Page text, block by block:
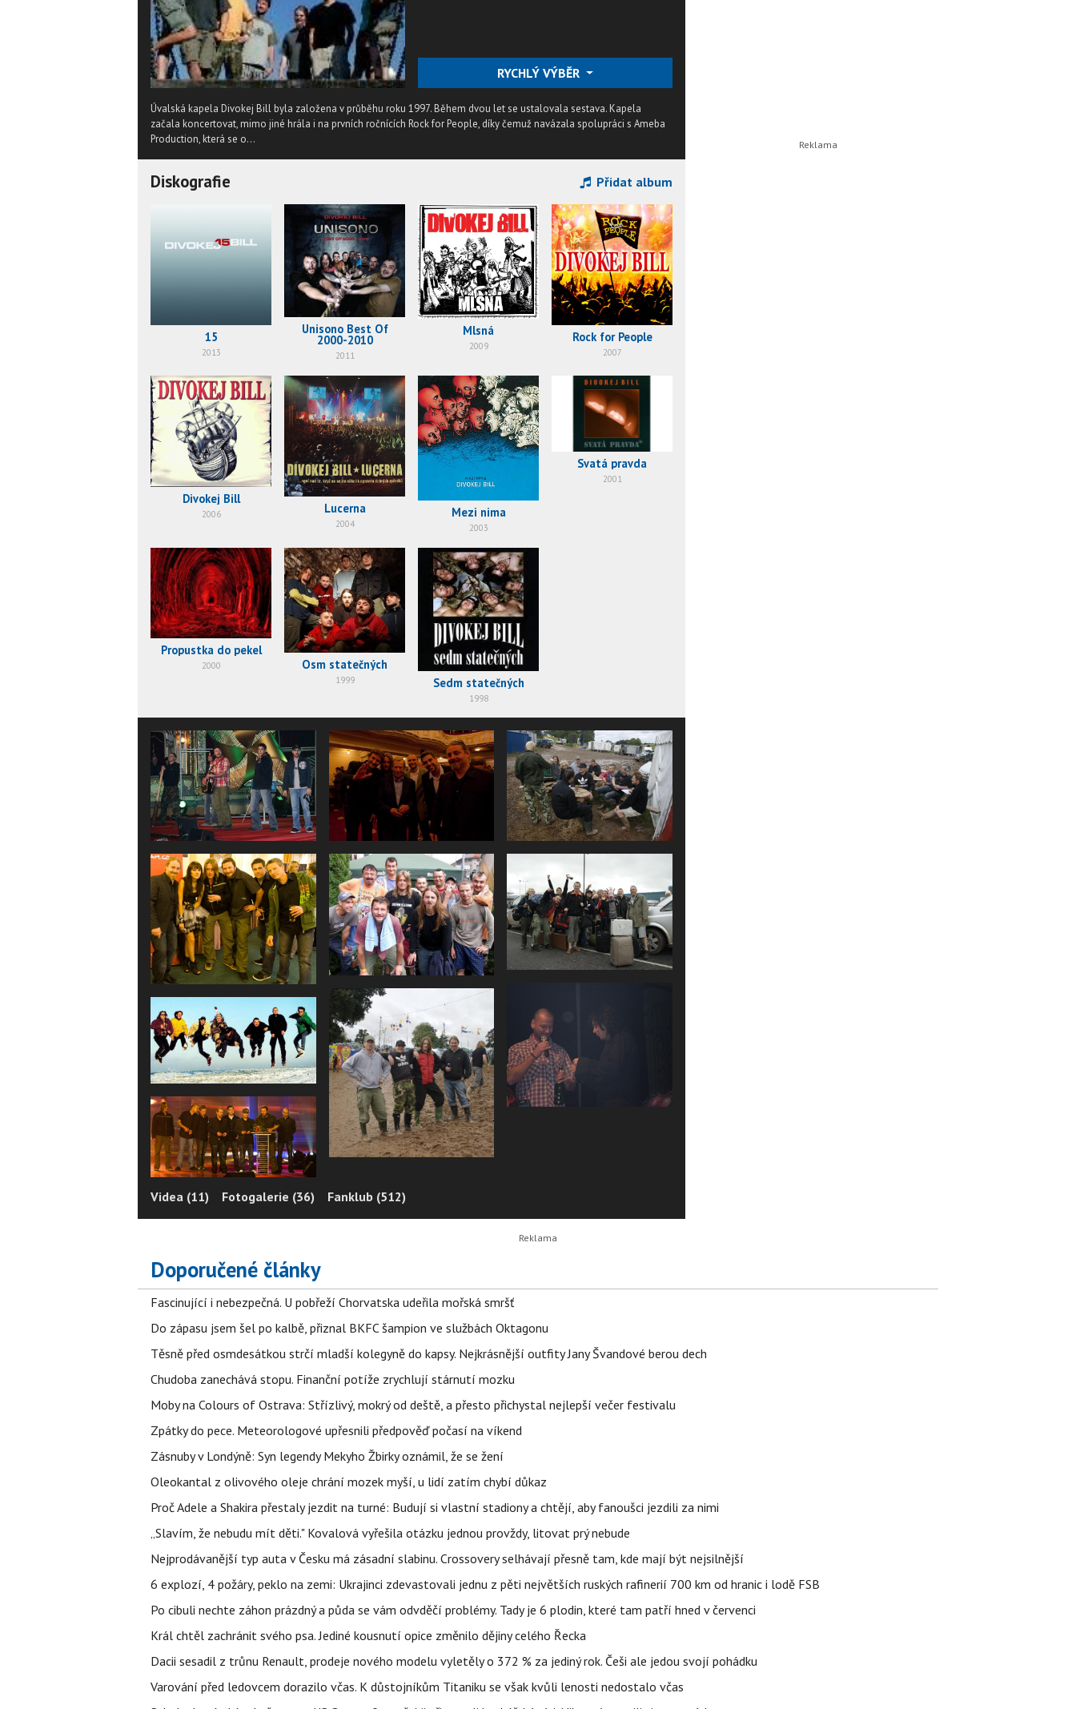
RYCHLÝ VÝBĚR
Úvalská kapela Divokej Bill byla založena v průběhu roku 1997. Během dvou let se ustalovala sestava. Kapela
začala koncertovat, mimo jiné hrála i na prvních ročnících Rock for People, díky čemuž navázala spolupráci s Ameba
Production, která se o...
Diskografie Přidat album
15
2013
Unisono Best Of
2000-2010
2011
Mlsná
2009
Rock for People
2007
Divokej Bill
2006 Lucerna
2004
Mezi nima
2003
Svatá pravda
2001
Propustka do pekel
2000 Osm statečných
1999 Sedm statečných
1998
Videa (11) Fotogalerie (36) Fanklub (512)
Doporučené články
Fascinující i nebezpečná. U pobřeží Chorvatska udeřila mořská smršť
Do zápasu jsem šel po kalbě, přiznal BKFC šampion ve službách Oktagonu
Těsně před osmdesátkou strčí mladší kolegyně do kapsy. Nejkrásnější outfity Jany Švandové berou dech
Chudoba zanechává stopu. Finanční potíže zrychlují stárnutí mozku
Moby na Colours of Ostrava: Střízlivý, mokrý od deště, a přesto přichystal nejlepší večer festivalu
Zpátky do pece. Meteorologové upřesnili předpověď počasí na víkend
Zásnuby v Londýně: Syn legendy Mekyho Žbirky oznámil, že se žení
Oleokantal z olivového oleje chrání mozek myší, u lidí zatím chybí důkaz
Proč Adele a Shakira přestaly jezdit na turné: Budují si vlastní stadiony a chtějí, aby fanoušci jezdili za nimi
„Slavím, že nebudu mít děti." Kovalová vyřešila otázku jednou provždy, litovat prý nebude
Nejprodávanější typ auta v Česku má zásadní slabinu. Crossovery selhávají přesně tam, kde mají být nejsilnější
6 explozí, 4 požáry, peklo na zemi: Ukrajinci zdevastovali jednu z pěti největších ruských rafinerií 700 km od hranic i lodě FSB
Po cibuli nechte záhon prázdný a půda se vám odvděčí problémy. Tady je 6 plodin, které tam patří hned v červenci
Král chtěl zachránit svého psa. Jediné kousnutí opice změnilo dějiny celého Řecka
Dacii sesadil z trůnu Renault, prodeje nového modelu vyletěly o 372 % za jediný rok. Češi ale jedou svojí pohádku
Varování před ledovcem dorazilo včas. K důstojníkům Titaniku se však kvůli lenosti nedostalo včas